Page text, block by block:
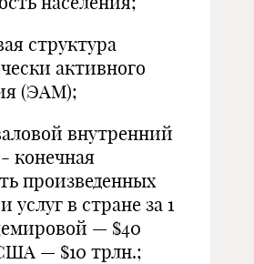
структура
активного
(ЭАМ);
внутренний
конечная
произведенных
услуг в стране за 1
— $40
— $10 трлн.;